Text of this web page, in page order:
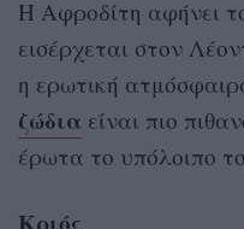
Η Αφροδίτη αφήνει
εισέρχεται στον
η ερωτική
ζώδια είναι πιο
έρωτα το υπόλοιπο